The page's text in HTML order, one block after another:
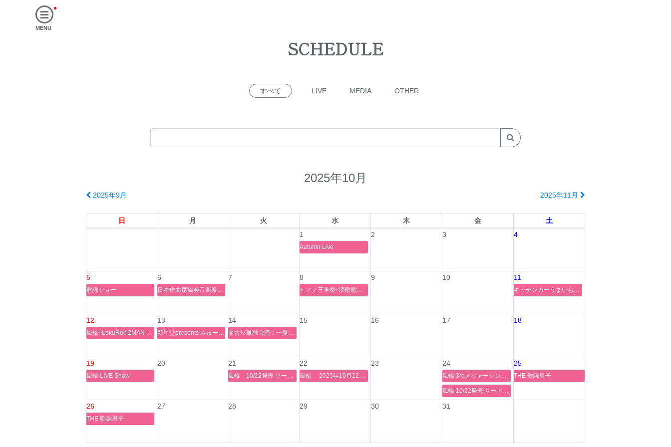
MENU
SCHEDULE
すべて LIVE MEDIA OTHER
2025年10月
2025年9月 2025年11月
日 月 火 水 木 金
土
1
Autumn Live
2 3 4
5
歌謡ショー
6
日本作曲家協会音楽祭・2025
7 8
ピアノ三重奏×演歌歌謡曲 ～心に響く調べ～
9 10 11
キッチンカーうまいもん!!選手権
12
風輪×LokuRok 2MAN LIVE
13
新星堂presents みゅーじっ倶楽部in Nagoya ＠アスナル金山
14
名古屋単独公演！〜夏祭り縁日SP〜
15 16 17 18
19
風輪 LIVE Show
20 21
風輪 10/22発売 サードシングル『天使と悪魔の愛し方』【感謝盤】 タイプF・G・H盤リリース記念 歌唱キャンペーン決定！
22
風輪 2025年10月22日(水)発売 サードシングル 「天使と悪魔の愛し方」【感謝盤】 発売記念リリースイベント
23 24
風輪 3rdメジャーシングル「天使と悪魔の愛し方」リリースイベント@ ヨシヅヤYストア西春
風輪 10/22発売 サードシングル『天使と悪魔の愛し方』感謝盤発売記念 タワーレコード キャンペーン！
25
THE 歌謡男子
26
THE 歌謡男子
27 28 29 30 31